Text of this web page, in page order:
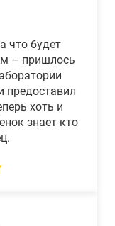
что будет
– пришлось
предоставил
хоть и
знает кто